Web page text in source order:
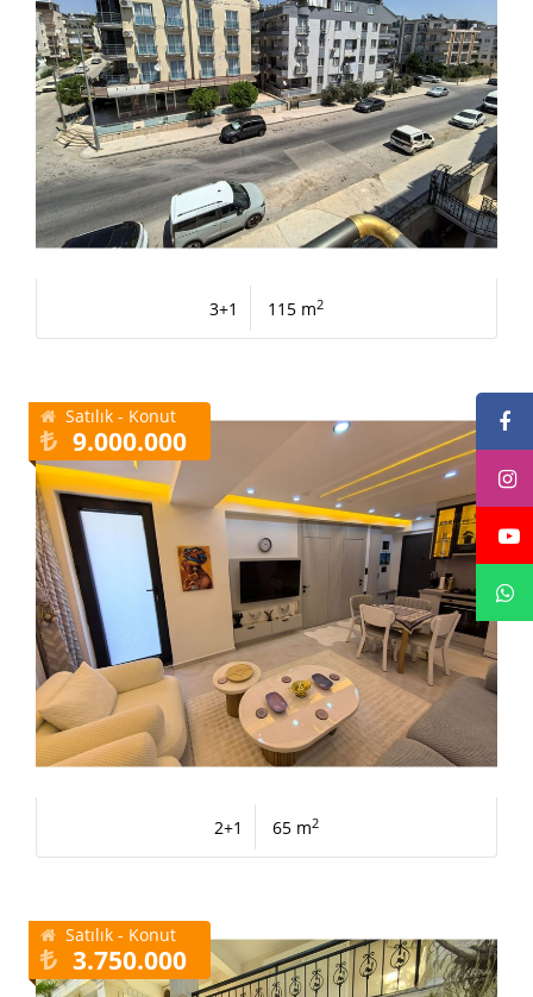
3+1 115 m2
Satılık - Konut
9.000.000
2+1 65 m2
Satılık - Konut
3.750.000